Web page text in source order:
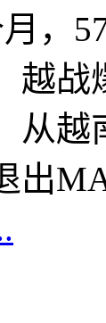
月，
越战
从越
出